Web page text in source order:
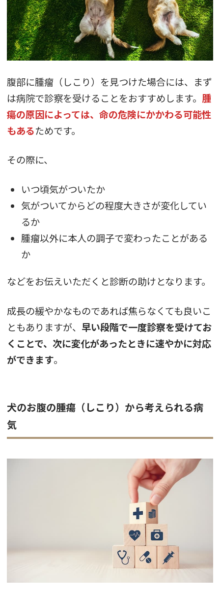
腹部に腫瘤（しこり）を見つけた場合には、まず
は病院で診察を受けることをおすすめします。 腫
瘍の原因によっては、命の危険にかかわる可能性
もあるためです。
その際に、
いつ頃気がついたか
気がついてからどの程度大きさが変化してい
るか
腫瘤以外に本人の調子で変わったことがある
か
などをお伝えいただくと診断の助けとなります。
成長の緩やかなものであれば焦らなくても良いこ
ともありますが、 早い段階で一度診察を受けてお
くことで、次に変化があったときに速やかに対応
ができます。
犬のお腹の腫瘍（しこり）から考えられる病
気